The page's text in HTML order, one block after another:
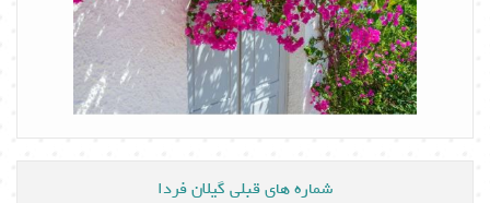
شماره های قبلی گیلان فردا